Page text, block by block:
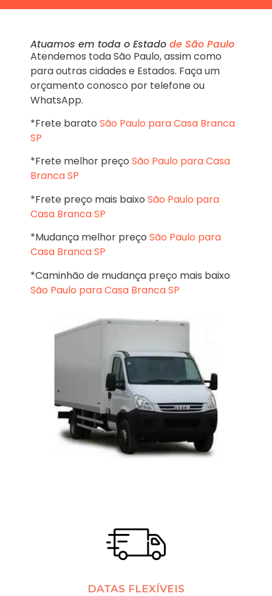
Atuamos em toda o Estado de São Paulo
Atendemos toda São Paulo, assim como
para outras cidades e Estados. Faça um
orçamento conosco por telefone ou
WhatsApp.
*Frete barato São Paulo para Casa Branca
SP
*Frete melhor preço São Paulo para Casa
Branca SP
*Frete preço mais baixo São Paulo para
Casa Branca SP
*Mudança melhor preço São Paulo para
Casa Branca SP
*Caminhão de mudança preço mais baixo
São Paulo para Casa Branca SP
DATAS FLEXÍVEIS